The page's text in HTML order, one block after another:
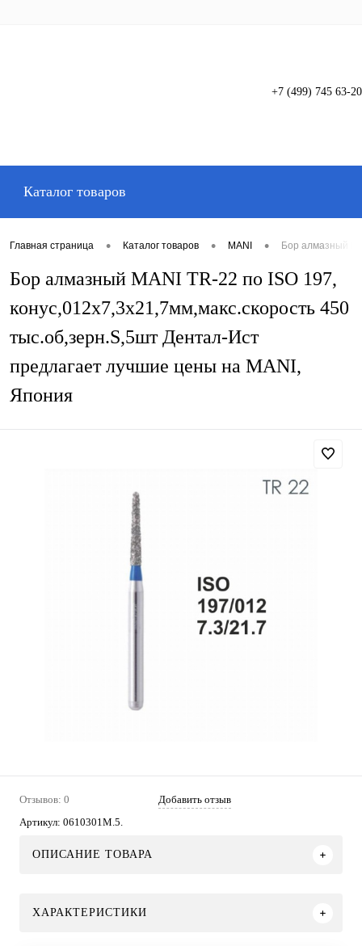
+7 (499) 745 63-20
Каталог товаров
Главная страница • Каталог товаров • MANI • Бор алмазный
Бор алмазный MANI TR-22 по ISO 197,
конус,012х7,3х21,7мм,макс.скорость 450
тыс.об,зерн.S,5шт Дентал-Ист
предлагает лучшие цены на MANI,
Япония
Отзывов: 0
Добавить отзыв
Артикул: 0610301M.5.
ОПИСАНИЕ ТОВАРА
ХАРАКТЕРИСТИКИ